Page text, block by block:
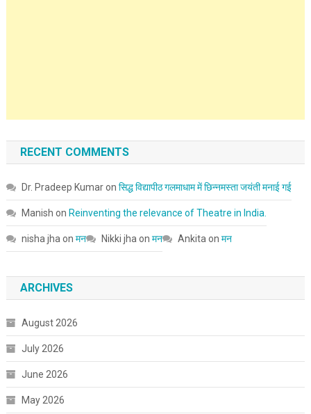
RECENT COMMENTS
Dr. Pradeep Kumaron सिद्ध विद्यापीठ गलमाधाम में छिन्नमस्ता जयंती मनाई गई
Manish on Reinventing the relevance of Theatre in India.
nisha jha on मन Nikki jha on मन Ankita on मन
ARCHIVES
August 2026
July 2026
June 2026
May 2026